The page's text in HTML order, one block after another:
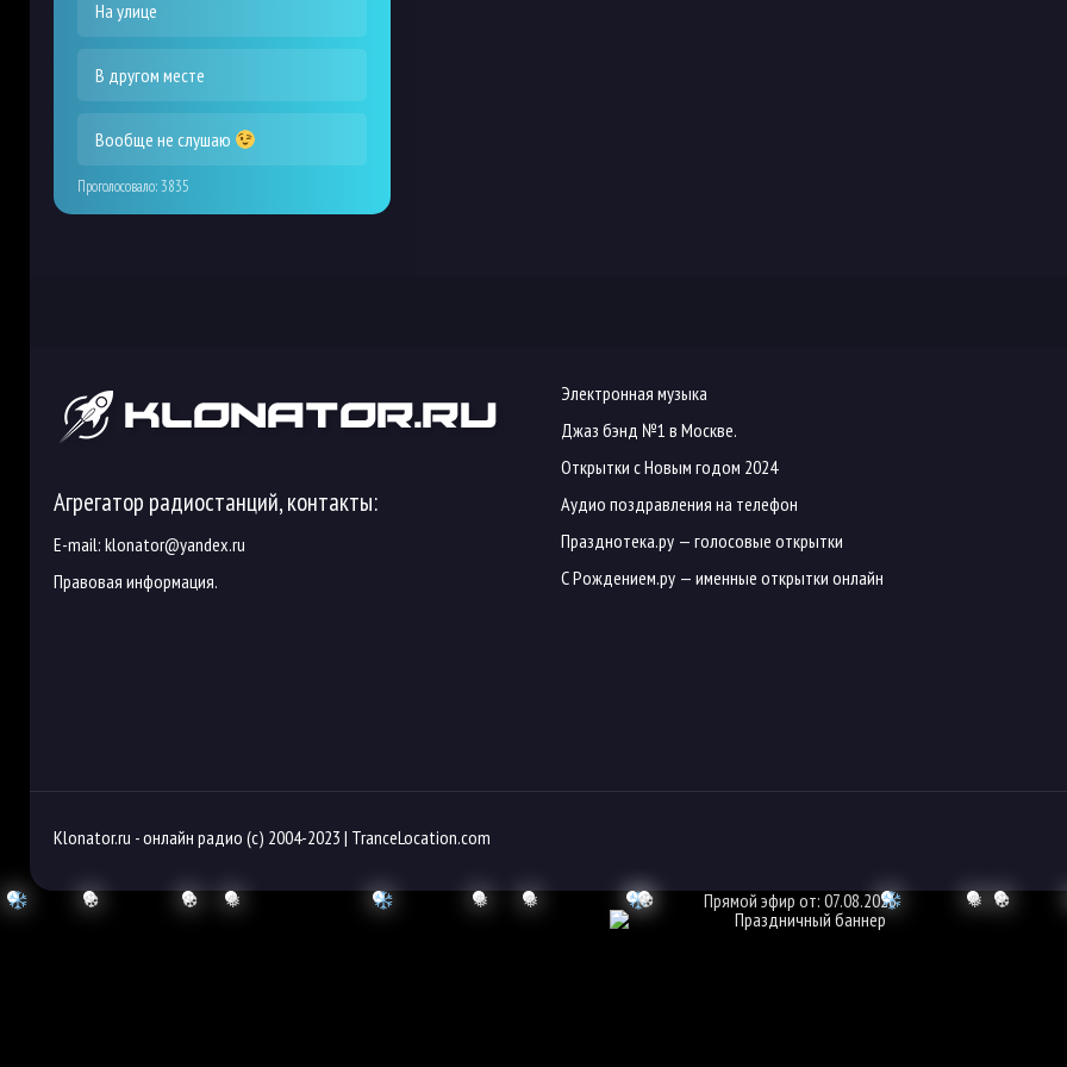
На улице
В другом месте
Вообще не слушаю
Проголосовало:3835
Агрегатор радиостанций, контакты:
E-mail: klonator@yandex.ru
Правовая информация.
Электронная музыка
Джаз бэнд №1 в Москве.
Открытки с Новым годом 2024
Аудио поздравления на телефон
Празднотека.ру — голосовые открытки
С Рождением.ру — именные открытки онлайн
Klonator.ru -онлайн радио (с) 2004-2023 | TranceLocation.com
❅
❆ ❆ ❆
❆ ❅
❅ ❅
Прямой эфир от: 07.08.2026